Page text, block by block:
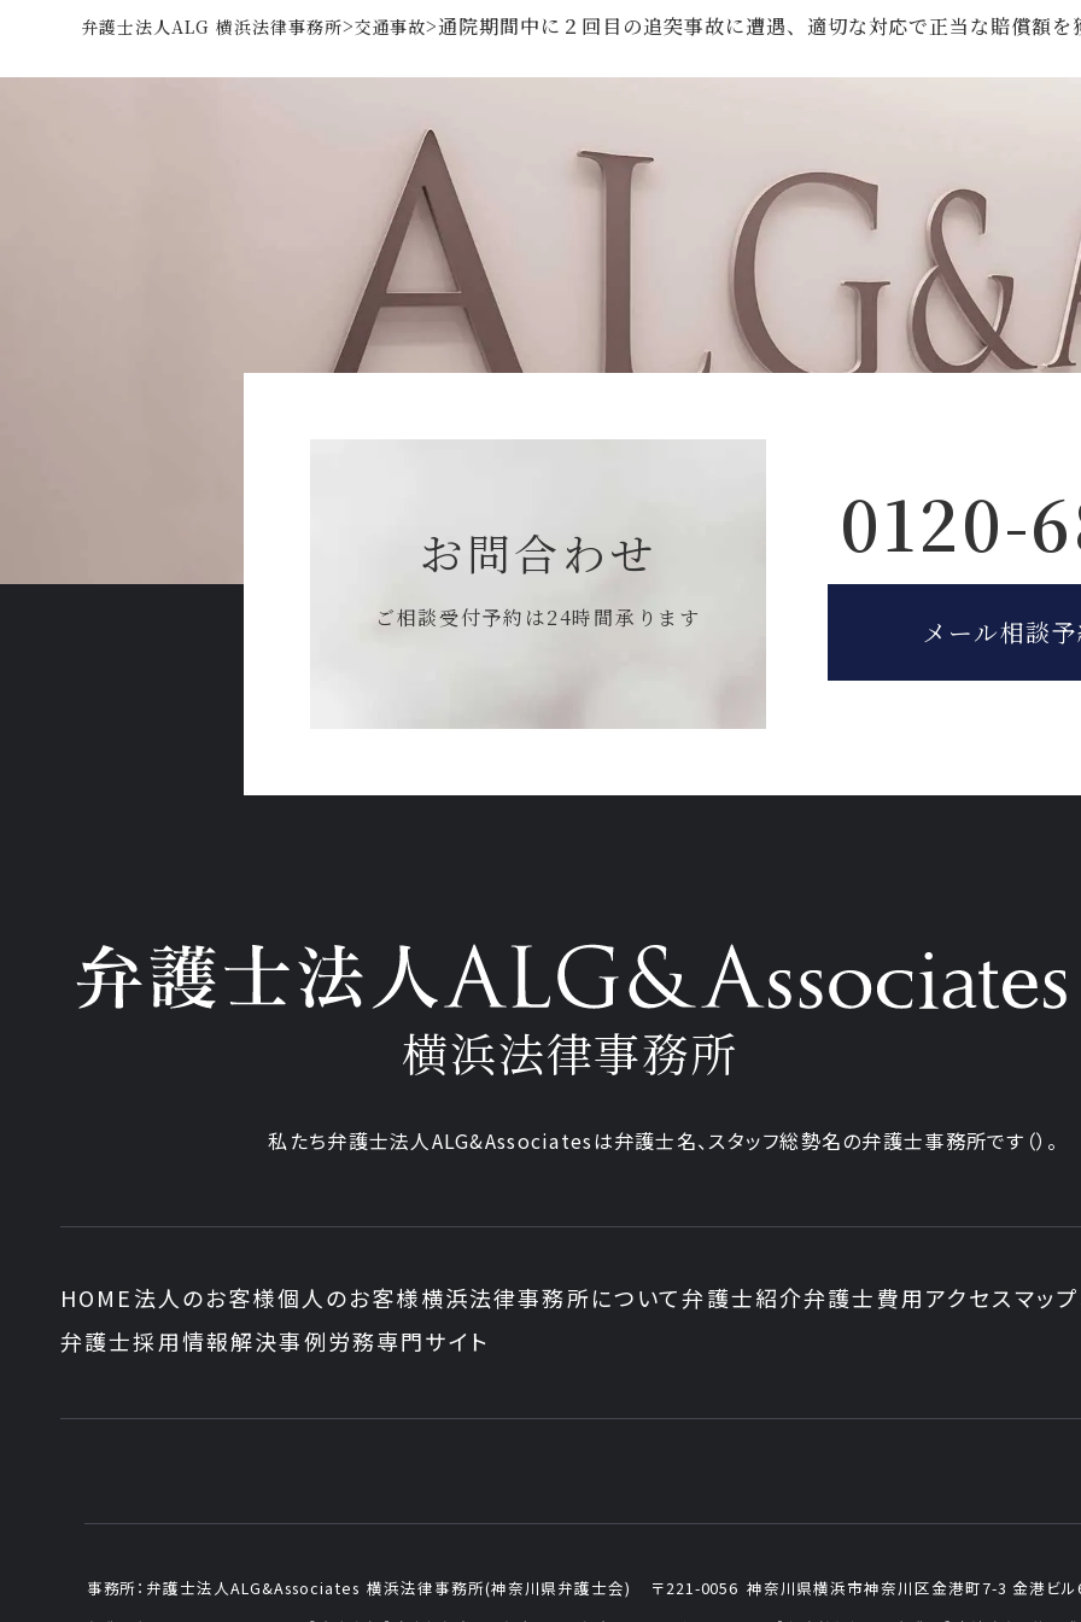
弁護士法人ALG 横浜法律事務所>交通事故>通院期間中に２回目の追突事故に遭遇、適切な対応で正当な賠償額を
お問合わせ
ご相談受付予約は24時間承ります
0120-
メール相談
横浜法律事務所
私たち弁護士法人ALG&Associatesは弁護士名、スタッフ総勢名の弁護士事務所です （）。
HOME法人のお客様個人のお客様横浜法律事務所について弁護士紹介弁護士費用アクセスマップ
弁護士採用情報解決事例労務専門サイト
事務所： 弁護士法人ALG&Associates 横浜法律事務所(神奈川県弁護士会) 〒221-0056 神奈川県横浜市神奈川区金港町7-3 金港ビル